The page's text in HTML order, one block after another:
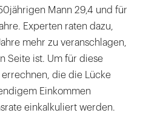
Mann 29,4 und für
Experten raten dazu,
mehr zu veranschlagen,
Seite ist. Um für diese
die die Lücke
Einkommen
einkalkuliert werden.